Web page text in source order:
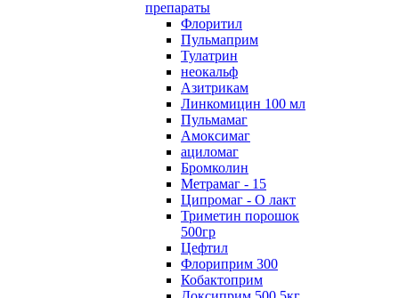
препараты
Флоритил
Пульмаприм
Тулатрин
неокальф
Азитрикам
Линкомицин 100 мл
Пульмамаг
Амоксимаг
ациломаг
Бромколин
Метрамаг - 15
Ципромаг - О лакт
Триметин порошок
500гр
Цефтил
Флориприм 300
Кобактоприм